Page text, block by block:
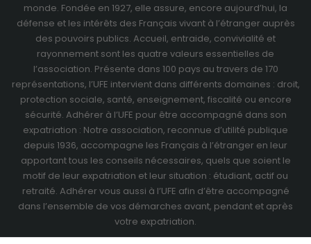
monde. Fondée en 1927, elle assure, encore aujourd’hui, la
défense et les intérêts des Français vivant à l’étranger auprès
des pouvoirs publics. Accueil, entraide, convivialité et
rayonnement sont les quatre valeurs essentielles de
l’association. Présente dans 100 pays au travers de 170
représentations, l’UFE intervient dans différents domaines : droit,
protection sociale, santé, enseignement, fiscalité ou encore
sécurité. Adhérer à l’UFE pour être accompagné dans son
expatriation : Notre association, reconnue d’utilité publique
depuis 1936, accompagne les Français à l’étranger en leur
apportant tous les conseils nécessaires, quels que soient le
motif de leur expatriation et leur situation : étudiant, actif ou
retraité. Adhérer vous aussi à l’UFE afin d’être accompagné
dans l’ensemble de vos démarches avant, pendant et après
votre expatriation.